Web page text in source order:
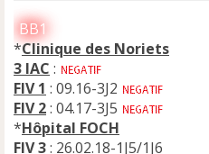
n
o
n
l
u
BB1
*Clinique des Noriets
3 IAC :
FIV 1 : 09.16-3J2
FIV 2: 04.17-3J5
*Hôpital FOCH
FIV 3: 26.02.18-1J5/1J6